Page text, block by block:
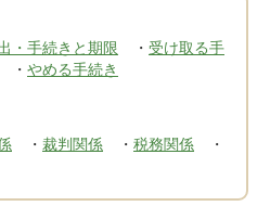
・手続きと期限 ・ 受け取る手
・ やめる手続き
・ 裁判関係 ・ 税務関係 ・